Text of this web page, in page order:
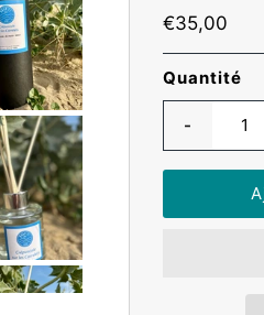
Prix
ordinaire
€35,00
Quantité
-